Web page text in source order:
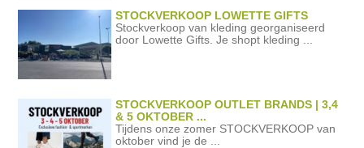
STOCKVERKOOP LOWETTE GIFTS
Stockverkoop van kleding georganiseerd
door Lowette Gifts. Je shopt kleding ...
STOCKVERKOOP OUTLET BRANDS | 3,4
& 5 OKTOBER ...
Tijdens onze zomer STOCKVERKOOP van
oktober vind je de ...